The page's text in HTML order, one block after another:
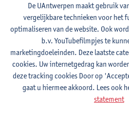
Registreer je als lid van VVA en geniet
inschrijving voor de VVA-
40 euro en dekt één academiejaar.
Na registratie voor het lidmaatschap
tot betaling van het lidgeld. Na
lidmaatschap in en kan je je als lid
VVA-activiteiten.
De UAntwerpen maakt gebruik
vergelijkbare technieken voor het
optimaliseren van de website. Ook
b.v. YouTubefilmpjes te
marketingdoeleinden. Deze laatste
cookies. Uw internetgedrag kan
deze tracking cookies Door op
gaat u hiermee akkoord. Lees ook
statement